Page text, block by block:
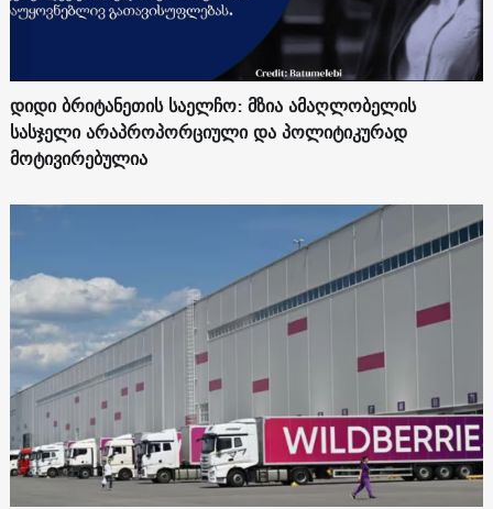
დიდი ბრიტანეთის საელჩო: მზია ამაღლობელის
სასჯელი არაპროპორციული და პოლიტიკურად
მოტივირებულია